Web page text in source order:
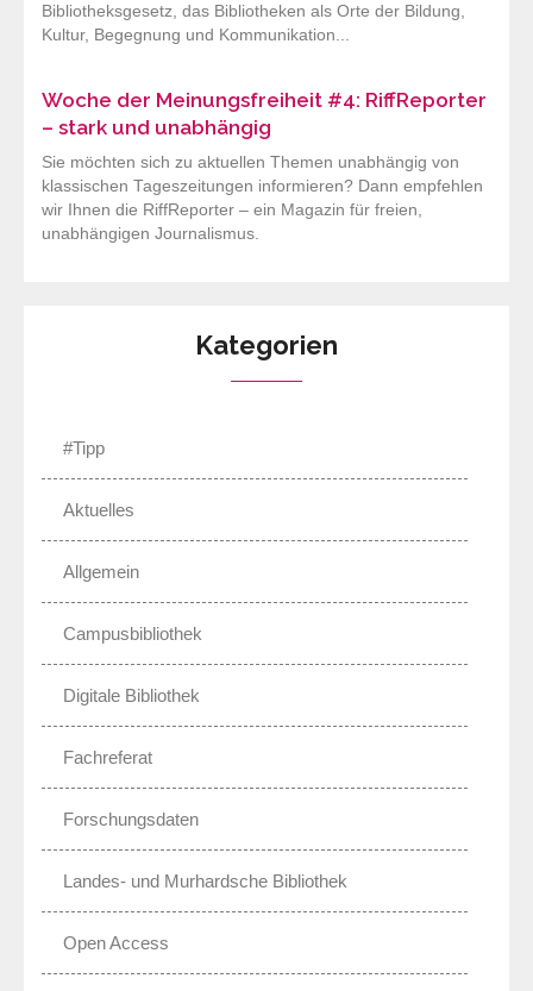
Bibliotheksgesetz, das Bibliotheken als Orte der Bildung,
Kultur, Begegnung und Kommunikation...
Woche der Meinungsfreiheit #4: RiffReporter
– stark und unabhängig
Sie möchten sich zu aktuellen Themen unabhängig von
klassischen Tageszeitungen informieren? Dann empfehlen
wir Ihnen die RiffReporter – ein Magazin für freien,
unabhängigen Journalismus.
Kategorien
#Tipp
Aktuelles
Allgemein
Campusbibliothek
Digitale Bibliothek
Fachreferat
Forschungsdaten
Landes- und Murhardsche Bibliothek
Open Access